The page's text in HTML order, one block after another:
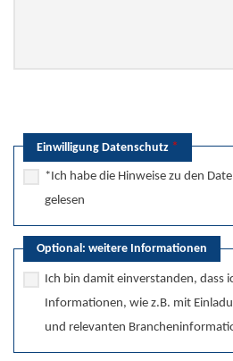
Einwilligung Datenschutz *
*Ich habe die Hinweise zu den
gelesen
Optional: weitere Informationen
Ich bin damit einverstanden, dass
Informationen, wie z.B. mit
und relevanten